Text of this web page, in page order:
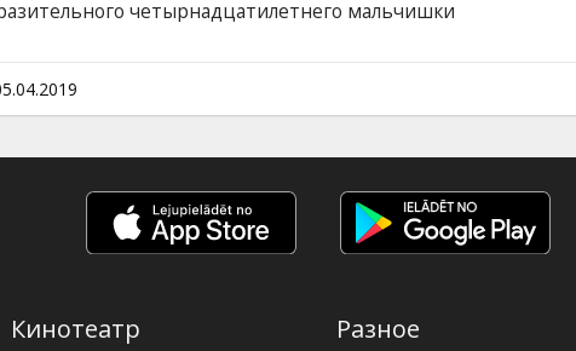
четырнадцатилетнего мальчишки
на английском языке с субтитрами на
Кинотеатр Разное